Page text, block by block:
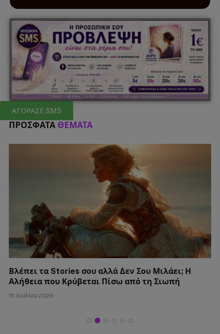
ΑΓΟΡΑΣΕ SMS
ΠΡΌΣΦΑΤΑ ΘΈΜΑΤΑ
Σκέφτεται Γάμο Μαζί σου ή Απλώς Δεν Θέλει να
σε Χάσει;
15 Ιουλίου 2026